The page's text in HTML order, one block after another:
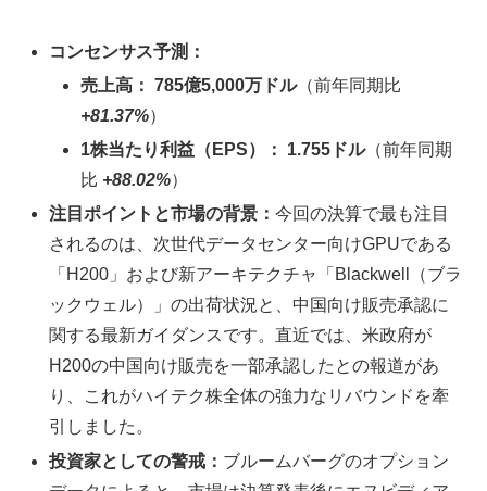
コンセンサス予測：
売上高：
785億5,000万ドル（前年同期比
+81.37%）
1株当たり利益（EPS）：
1.755ドル（前年同期
比 +88.02%）
注目ポイントと市場の背景：今回の決算で最も注目
されるのは、次世代データセンター向けGPUである
「H200」および新アーキテクチャ「Blackwell（ブラ
ックウェル）」の出荷状況と、中国向け販売承認に
関する最新ガイダンスです。直近では、米政府が
H200の中国向け販売を一部承認したとの報道があ
り、これがハイテク株全体の強力なリバウンドを牽
引しました。
投資家としての警戒： ブルームバーグのオプション